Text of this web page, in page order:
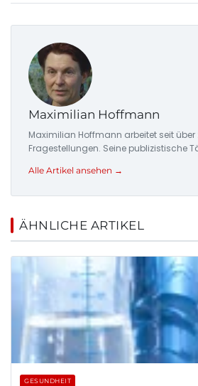
Maximilian Hoffmann
Maximilian Hoffmann arbeitet seit
Fragestellungen. Seine publizistische
Alle Artikel ansehen →
ÄHNLICHE ARTIKEL
GESUNDHEIT